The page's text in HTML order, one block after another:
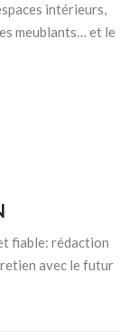
intérieurs,
meublants… et le
fiable: rédaction
avec le futur